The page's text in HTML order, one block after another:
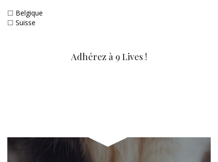
☐ Belgique
☐ Suisse
Adhérez à 9 Lives !